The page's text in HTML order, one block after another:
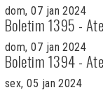
dom, 07 jan 2024
Boletim 1395 -
dom, 07 jan 2024
Boletim 1394 -
sex, 05 jan 2024